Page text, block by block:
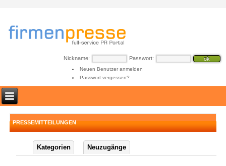
Nickname: Passwort:
Neuen Benutzer anmelden
Passwort vergessen?
PRESSEMITTEILUNGEN
Kategorien Neuzugänge